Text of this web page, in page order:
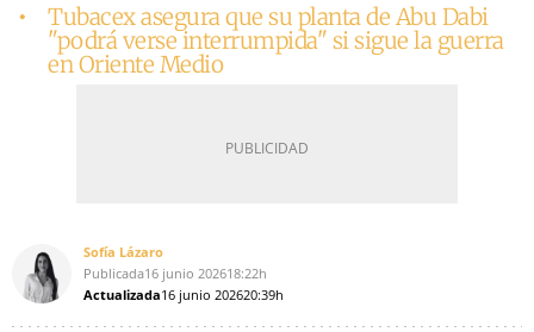
Tubacex asegura que su planta de Abu Dabi
"podrá verse interrumpida" si sigue la guerra
en Oriente Medio
Sofía Lázaro
Publicada16 junio 202618:22h
Actualizada16 junio 202620:39h